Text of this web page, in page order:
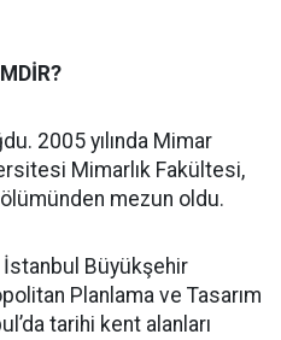
2005 yılında Mimar
Mimarlık Fakültesi,
mezun oldu.
İstanbul Büyükşehir
Planlama ve Tasarım
tarihi kent alanları